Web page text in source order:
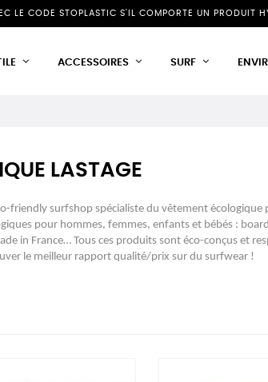
LE CODE STOPLASTIC S'IL COMPORTE UN PRODUIT
ACCESSOIRES SURF
LASTAGE
friendly surfshop spécialiste du vêtement
pour hommes, femmes, enfants et bébés :
in France… Tous ces produits sont éco-conçus et
le meilleur rapport qualité/prix sur du surfwear !